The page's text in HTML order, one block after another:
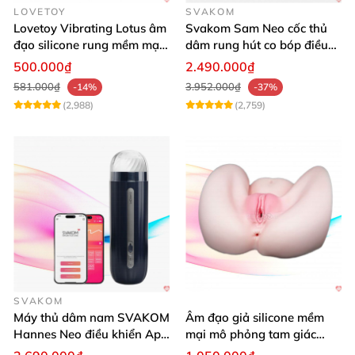
tay phải của bạn một cách hoàn hảo . Để tăng thêm
hưng phấn thìcó thể kết hợpvới xem thêm phim JAV
cho sinh động
. Đừng quên chất bôi trơn cho
cuộc vui thêm phần mượt
mà ướt át nữa.
LOVETOY
Lovetoy Vibrating Lotus âm
đạo silicone rung mềm mại
kích thích
500.000₫
581.000₫
-14%
(2,988)
SVAKOM
Svakom Sam Neo cốc thủ
dâm rung hút co bóp điều
khiển App tiện lợi
2.490.000₫
3.952.000₫
-37%
(2,759)
SVAKOM
Máy thủ dâm nam SVAKOM
Hannes Neo điều khiển App
tiện lợi
Âm đạo giả silicone mềm
mại mô phỏng tam giác
vàng sexy